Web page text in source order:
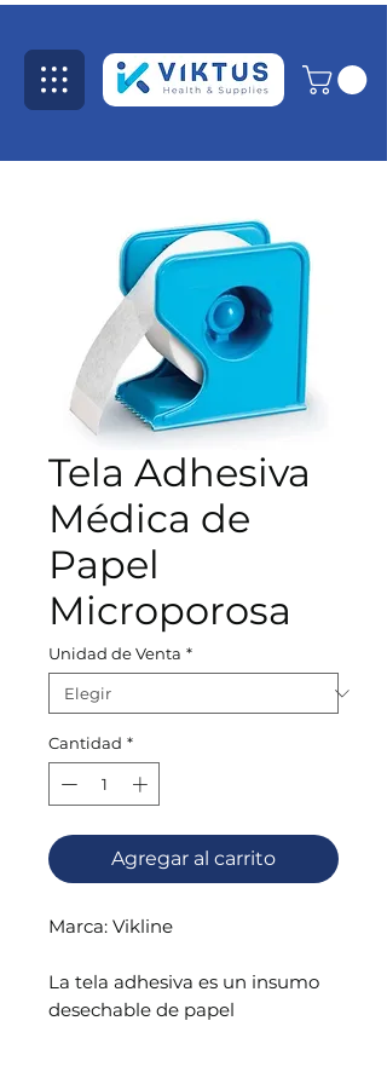
Tela Adhesiva
Médica de
Papel
Microporosa
Unidad de Venta *
Cantidad *
Agregar al carrito
Marca: Vikline
La tela adhesiva es un insumo
desechable de papel